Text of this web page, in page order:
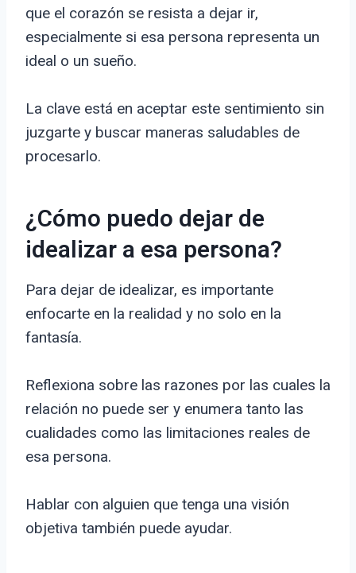
que el corazón se resista a dejar ir,
especialmente si esa persona representa un
ideal o un sueño.
La clave está en aceptar este sentimiento sin
juzgarte y buscar maneras saludables de
procesarlo.
¿Cómo puedo dejar de
idealizar a esa persona?
Para dejar de idealizar, es importante
enfocarte en la realidad y no solo en la
fantasía.
Reflexiona sobre las razones por las cuales la
relación no puede ser y enumera tanto las
cualidades como las limitaciones reales de
esa persona.
Hablar con alguien que tenga una visión
objetiva también puede ayudar.